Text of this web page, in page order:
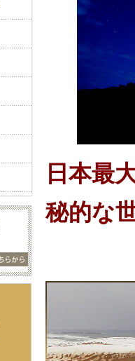
日本最
秘的な